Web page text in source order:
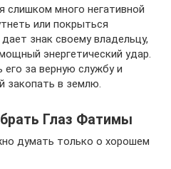
слишком много негативной
или покрыться
знак своему владельцу,
энергетический удар.
за верную службу и
закопать в землю.
Глаз Фатимы
думать только о хорошем